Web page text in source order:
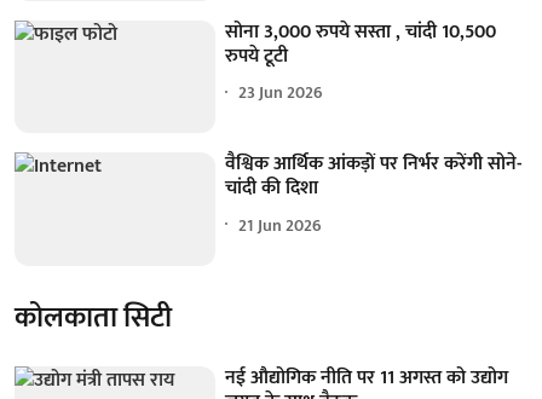
सोना 3,000 रुपये सस्ता , चांदी 10,500
रुपये टूटी
23 Jun 2026
वैश्विक आर्थिक आंकड़ों पर निर्भर करेंगी सोने-
चांदी की दिशा
21 Jun 2026
कोलकाता सिटी
नई औद्योगिक नीति पर 11 अगस्त को उद्योग